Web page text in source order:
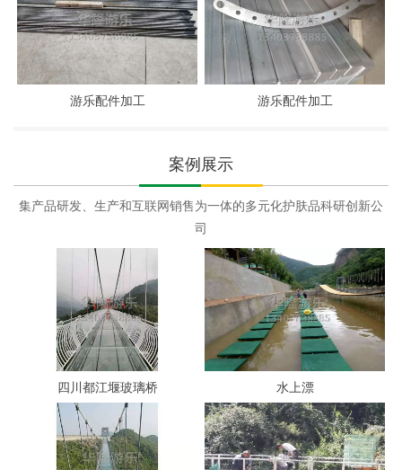
游乐配件加工 游乐配件加工
案例展示
集产品研发、生产和互联网销售为一体的多元化护肤品科研创新公
司
四川都江堰玻璃桥 水上漂